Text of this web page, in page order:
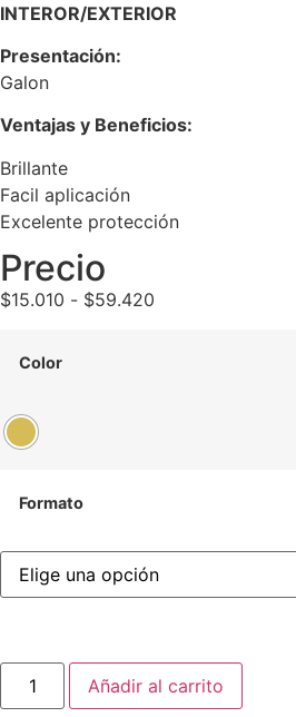
INTEROR/EXTERIOR
Presentación:
Galon
Ventajas y Beneficios:
Brillante
Facil aplicación
Excelente protección
Precio
$15.010 - $59.420
Color
Formato
Añadir al carrito